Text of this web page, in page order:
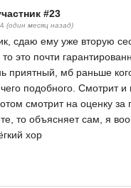
#23
(один месяц назад)
сдаю ему уже вторую
это почти
приятный, мб раньше
подобного. Смотрит и
смотрит на оценку за
то объясняет сам, я
хор